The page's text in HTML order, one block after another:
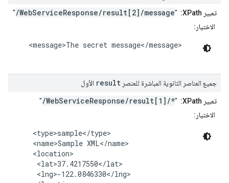
تعبير XPath: "
/WebServiceResponse/result[2]/message
"
الاختيار:
    <message>The secret message</message>
جميع العناصر الثانوية المباشرة للعنصر result الأول
تعبير XPath: "
/WebServiceResponse/result[1]/*
"
الاختيار:
     <type>sample</type>
     <name>Sample XML</name>
     <location>
      <lat>37.4217550</lat>
      <lng>-122.0846330</lng>